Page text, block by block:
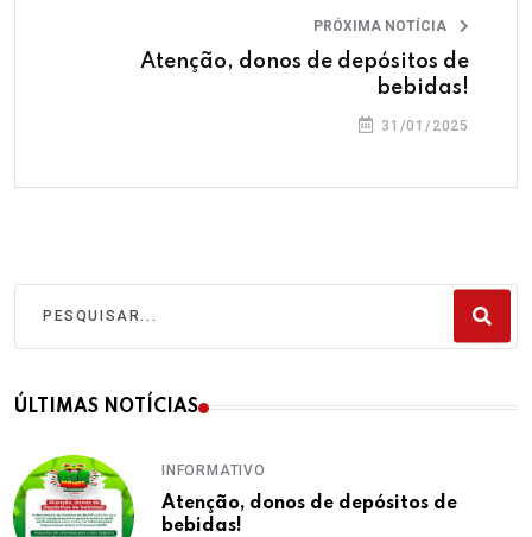
PRÓXIMA NOTÍCIA
Atenção, donos de depósitos de
bebidas!
31/01/2025
ÚLTIMAS NOTÍCIAS
INFORMATIVO
Atenção, donos de depósitos de
bebidas!